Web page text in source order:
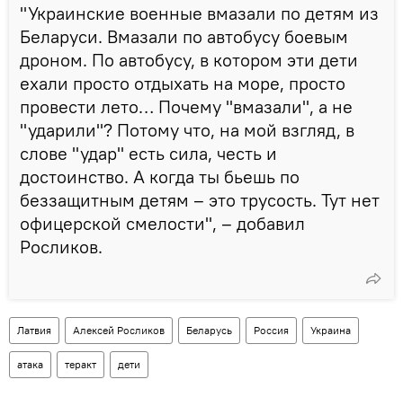
"Украинские военные вмазали по детям из
Беларуси. Вмазали по автобусу боевым
дроном. По автобусу, в котором эти дети
ехали просто отдыхать на море, просто
провести лето… Почему "вмазали", а не
"ударили"? Потому что, на мой взгляд, в
слове "удар" есть сила, честь и
достоинство. А когда ты бьешь по
беззащитным детям – это трусость. Тут нет
офицерской смелости", – добавил
Росликов.
Латвия Алексей Росликов Беларусь Россия Украина
атака теракт дети